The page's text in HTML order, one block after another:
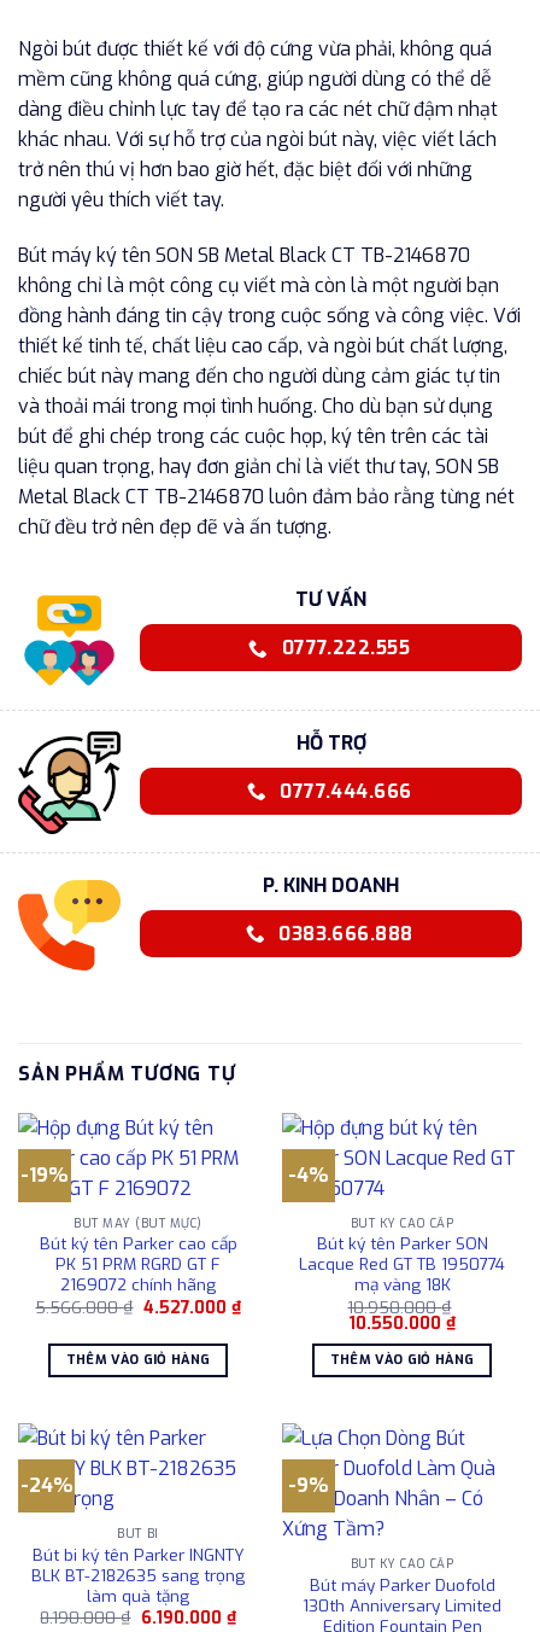
Ngòi bút được thiết kế với độ cứng vừa phải, không quá
mềm cũng không quá cứng, giúp người dùng có thể dễ
dàng điều chỉnh lực tay để tạo ra các nét chữ đậm nhạt
khác nhau. Với sự hỗ trợ của ngòi bút này, việc viết lách
trở nên thú vị hơn bao giờ hết, đặc biệt đối với những
người yêu thích viết tay.
Bút máy ký tên SON SB Metal Black CT TB-2146870
không chỉ là một công cụ viết mà còn là một người bạn
đồng hành đáng tin cậy trong cuộc sống và công việc. Với
thiết kế tinh tế, chất liệu cao cấp, và ngòi bút chất lượng,
chiếc bút này mang đến cho người dùng cảm giác tự tin
và thoải mái trong mọi tình huống. Cho dù bạn sử dụng
bút để ghi chép trong các cuộc họp, ký tên trên các tài
liệu quan trọng, hay đơn giản chỉ là viết thư tay, SON SB
Metal Black CT TB-2146870 luôn đảm bảo rằng từng nét
chữ đều trở nên đẹp đẽ và ấn tượng.
TƯ VẤN
0777.222.555
HỖ TRỢ
0777.444.666
P. KINH DOANH
0383.666.888
SẢN PHẨM TƯƠNG TỰ
-19%
BÚT MÁY (BÚT MỰC)
Bút ký tên Parker cao cấp
PK 51 PRM RGRD GT F
2169072 chính hãng
5.566.000₫ Giá
5.566.000 ₫.
4.527.000 ₫Giá
hiện
4.527.000 ₫.
THÊM VÀO GIỎ HÀNG
-4%
BÚT KÝ CAO CẤP
Bút ký tên Parker SON
Lacque Red GT TB 1950774
mạ vàng 18K
10.950.000₫
Giá
là:
10.950.000 ₫.
10.550.000 ₫Giá
hiện
tại
là:
THÊM VÀO GIỎ HÀNG
-24%
BÚT BI
Bút bi ký tên Parker INGNTY
BLK BT-2182635 sang trọng
làm quà tặng
8.190.000₫ Giá
6.190.000 ₫Giá
-9%
BÚT KÝ CAO CẤP
Bút máy Parker Duofold
130th Anniversary Limited
Edition Fountain Pen